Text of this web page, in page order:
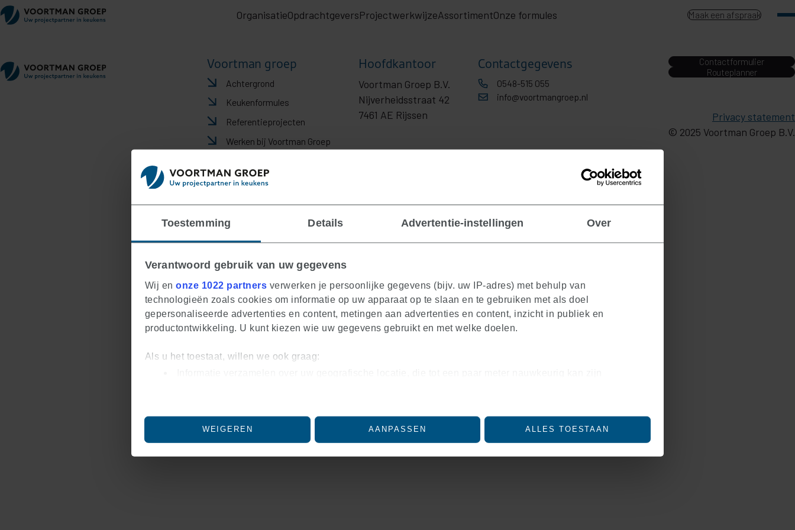
Toestemming Details Advertentie-instellingen Over
Verantwoord gebruik van uw gegevens
Wij en onze 1022 partners verwerken je persoonlijke gegevens (bijv. uw IP-adres) met behulp van
technologieën zoals cookies om informatie op uw apparaat op te slaan en te gebruiken met als doel
gepersonaliseerde advertenties en content, metingen aan advertenties en content, inzicht in publiek en
productontwikkeling. U kunt kiezen wie uw gegevens gebruikt en met welke doelen.
Als u het toestaat, willen we ook graag:
U kunt uw toestemming op elk moment wijzigen of intrekken in de Cookieverklaring.
We gebruiken cookies om content en advertenties te personaliseren, om functies voor social media te bieden en
om ons websiteverkeer te analyseren. Ook delen we informatie over uw gebruik van onze site met onze partners
WEIGEREN AANPASSEN ALLES TOESTAAN
OrganisatieOpdrachtgeversProjectwerkwijzeAssortimentOnze formules Maak een afspraak
Voortman groep
Achtergrond
Keukenformules
Referentieprojecten
Werken bij Voortman Groep
Hoofdkantoor
Voortman Groep B.V.
Nijverheidsstraat 42
7461 AE Rijssen
Contactgegevens
0548-515 055
info@voortmangroep.nl
Contactformulier
Routeplanner
Privacy statement
© 2025 Voortman Groep B.V.